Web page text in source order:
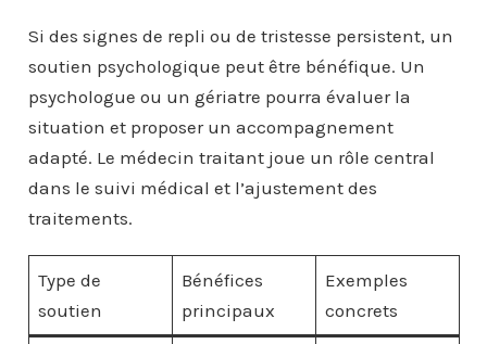
Si des signes de repli ou de tristesse persistent, un
soutien psychologique peut être bénéfique. Un
psychologue ou un gériatre pourra évaluer la
situation et proposer un accompagnement
adapté. Le médecin traitant joue un rôle central
dans le suivi médical et l’ajustement des
traitements.
Type de
soutien
Bénéfices
principaux
Exemples
concrets